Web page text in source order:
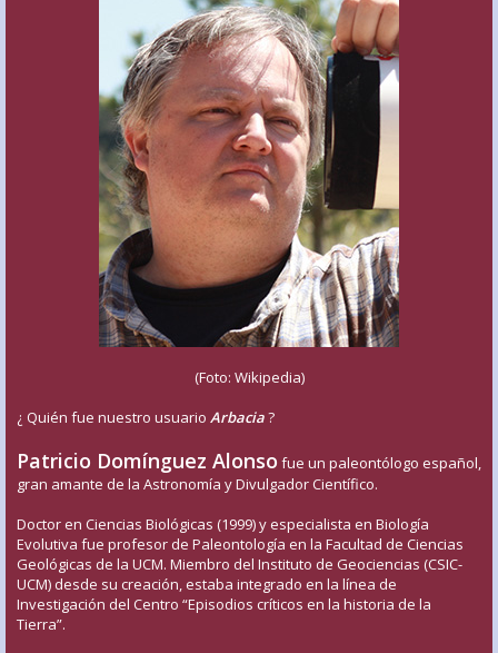
(Foto: Wikipedia)
¿ Quién fue nuestro usuario Arbacia?
Patricio Domínguez Alonso fue un paleontólogo español,
gran amante de la Astronomía y Divulgador Científico.
Doctor en Ciencias Biológicas (1999) y especialista en Biología
Evolutiva fue profesor de Paleontología en la Facultad de Ciencias
Geológicas de la UCM. Miembro del Instituto de Geociencias (CSIC-
UCM) desde su creación, estaba integrado en la línea de
Investigación del Centro “Episodios críticos en la historia de la
Tierra”.